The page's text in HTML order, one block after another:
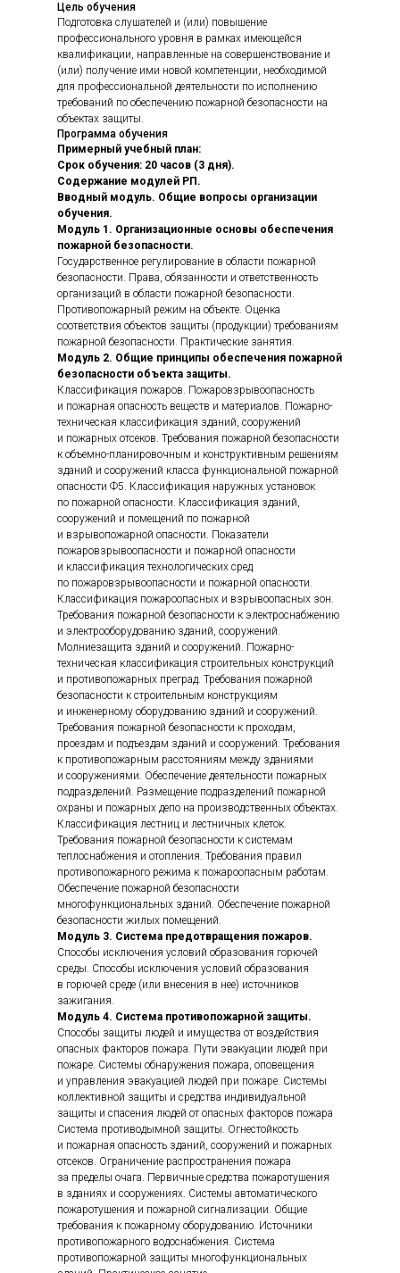
Цель обучения
Подготовка слушателей и (или) повышение
профессионального уровня в рамках имеющейся
квалификации, направленные на совершенствование и
(или) получение ими новой компетенции, необходимой
для профессиональной деятельности по исполнению
требований по обеспечению пожарной безопасности на
объектах защиты.
Программа обучения
Примерный учебный план:
Срок обучения: 20 часов (3 дня).
Содержание модулей РП.
Вводный модуль. Общие вопросы организации
обучения.
Модуль 1. Организационные основы обеспечения
пожарной безопасности.
Государственное регулирование в области пожарной
безопасности. Права, обязанности и ответственность
организаций в области пожарной безопасности.
Противопожарный режим на объекте. Оценка
соответствия объектов защиты (продукции) требованиям
пожарной безопасности. Практические занятия.
Модуль 2. Общие принципы обеспечения пожарной
безопасности объекта защиты.
Классификация пожаров. Пожаровзрывоопасность
и пожарная опасность веществ и материалов. Пожарно-
техническая классификация зданий, сооружений
и пожарных отсеков. Требования пожарной безопасности
к объемно-планировочным и конструктивным решениям
зданий и сооружений класса функциональной пожарной
опасности Ф5. Классификация наружных установок
по пожарной опасности. Классификация зданий,
сооружений и помещений по пожарной
и взрывопожарной опасности. Показатели
пожаровзрывоопасности и пожарной опасности
и классификация технологических сред
по пожаровзрывоопасности и пожарной опасности.
Классификация пожароопасных и взрывоопасных зон.
Требования пожарной безопасности к электроснабжению
и электрооборудованию зданий, сооружений.
Молниезащита зданий и сооружений. Пожарно-
техническая классификация строительных конструкций
и противопожарных преград. Требования пожарной
безопасности к строительным конструкциям
и инженерному оборудованию зданий и сооружений.
Требования пожарной безопасности к проходам,
проездам и подъездам зданий и сооружений. Требования
к противопожарным расстояниям между зданиями
и сооружениями. Обеспечение деятельности пожарных
подразделений. Размещение подразделений пожарной
охраны и пожарных депо на производственных объектах.
Классификация лестниц и лестничных клеток.
Требования пожарной безопасности к системам
теплоснабжения и отопления. Требования правил
противопожарного режима к пожароопасным работам.
Обеспечение пожарной безопасности
многофункциональных зданий. Обеспечение пожарной
безопасности жилых помещений.
Модуль 3. Система предотвращения пожаров.
Способы исключения условий образования горючей
среды. Способы исключения условий образования
в горючей среде (или внесения в нее) источников
зажигания.
Модуль 4. Система противопожарной защиты.
Способы защиты людей и имущества от воздействия
опасных факторов пожара. Пути эвакуации людей при
пожаре. Системы обнаружения пожара, оповещения
и управления эвакуацией людей при пожаре. Системы
коллективной защиты и средства индивидуальной
защиты и спасения людей от опасных факторов пожара
Система противодымной защиты. Огнестойкость
и пожарная опасность зданий, сооружений и пожарных
отсеков. Ограничение распространения пожара
за пределы очага. Первичные средства пожаротушения
в зданиях и сооружениях. Системы автоматического
пожаротушения и пожарной сигнализации. Общие
требования к пожарному оборудованию. Источники
противопожарного водоснабжения. Система
противопожарной защиты многофункциональных